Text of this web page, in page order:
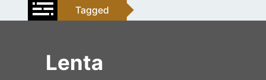
to
Tagged
Lenta